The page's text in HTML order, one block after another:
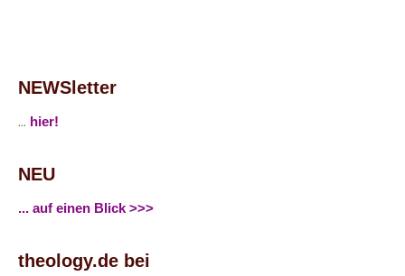
NEWSletter
... hier!
NEU
... auf einen Blick >>>
theology.de bei